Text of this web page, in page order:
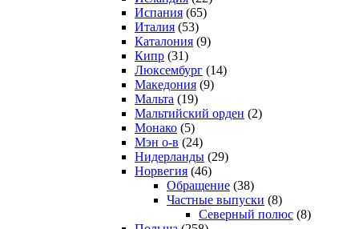
Испания (65)
Италия (53)
Каталония (9)
Кипр (31)
Люксембург (14)
Македония (9)
Мальта (19)
Мальтийский орден (2)
Монако (5)
Мэн о-в (24)
Нидерланды (29)
Норвегия (46)
Обращение (38)
Частные выпуски (8)
Северный полюс (8)